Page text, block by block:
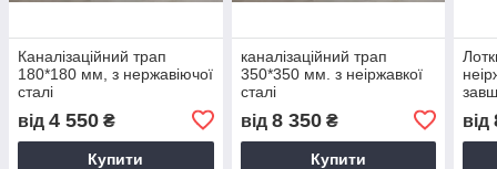
Каналізаційний трап
180*180 мм, з нержавіючої
сталі
від 4 550 ₴
Купити
каналізаційний трап
350*350 мм. з неіржавкої
сталі
від 8 350₴
Купити
від